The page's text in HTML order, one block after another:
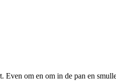
om en om in de pan en